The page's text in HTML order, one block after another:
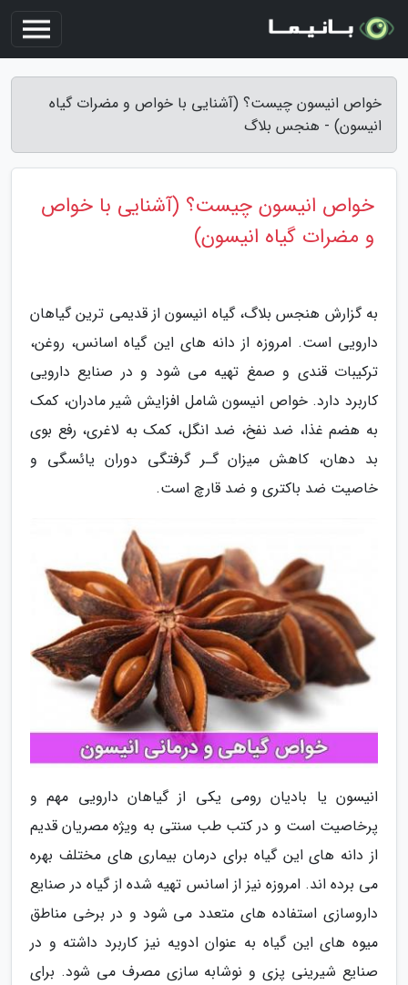
خواص انیسون چیست؟ (آشنایی با خواص و مضرات گیاه
انیسون) - هنجس بلاگ
خواص انیسون چیست؟ (آشنایی با خواص
و مضرات گیاه انیسون)
به گزارش هنجس بلاگ، گیاه انیسون از قدیمی ترین گیاهان
دارویی است. امروزه از دانه های این گیاه اسانس، روغن،
ترکیبات قندی و صمغ تهیه می شود و در صنایع دارویی
کاربرد دارد. خواص انیسون شامل افزایش شیر مادران، کمک
به هضم غذا، ضد نفخ، ضد انگل، کمک به لاغری، رفع بوی
بد دهان، کاهش میزان گـر گرفتگی دوران یائسگی و
خاصیت ضد باکتری و ضد قارچ است.
انیسون یا بادیان رومی یکی از گیاهان دارویی مهم و
پرخاصیت است و در کتب طب سنتی به ویژه مصریان قدیم
از دانه های این گیاه برای درمان بیماری های مختلف بهره
می برده اند. امروزه نیز از اسانس تهیه شده از گیاه در صنایع
داروسازی استفاده های متعدد می شود و در برخی مناطق
میوه های این گیاه به عنوان ادویه نیز کاربرد داشته و در
صنایع شیرینی پزی و نوشابه سازی مصرف می شود. برای